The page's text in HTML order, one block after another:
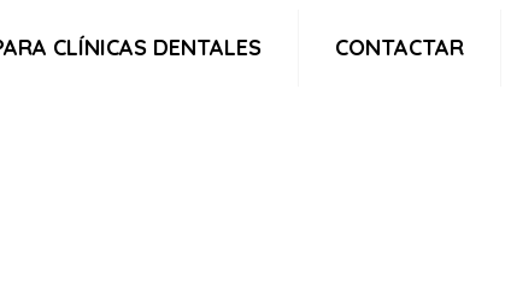
CLÍNICAS DENTALES CONTACTAR